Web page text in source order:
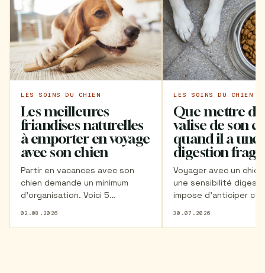
LES SOINS DU CHIEN
Les meilleures
friandises naturelles
à emporter en voyage
avec son chien
Partir en vacances avec son
chien demande un minimum
d'organisation. Voici 5
02.08.2026
LES SOINS DU CHIEN
Que mettre
valise de son
quand il a une
digestion
Voyager avec un
une sensibilité
impose d’anticiper
30.07.2026